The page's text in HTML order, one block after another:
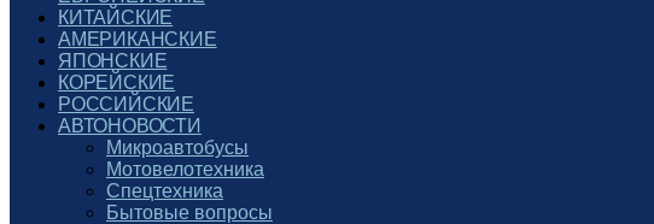
КИТАЙСКИЕ
АМЕРИКАНСКИЕ
ЯПОНСКИЕ
КОРЕЙСКИЕ
РОССИЙСКИЕ
АВТОНОВОСТИ
Микроавтобусы
Мотовелотехника
Спецтехника
Бытовые вопросы